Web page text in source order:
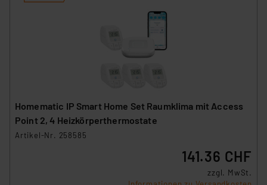
Homematic IP Smart Home Set Raumklima mit Access
Point 2, 4 Heizkörperthermostate
Artikel-Nr. 258585
141.36 CHF
zzgl. MwSt.